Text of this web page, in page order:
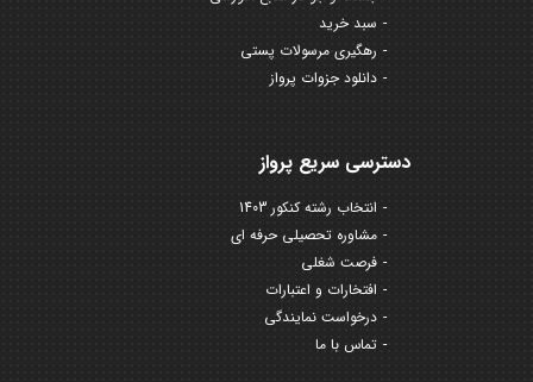
سبد خرید
رهگیری مرسولات پستی
دانلود جزوات پرواز
دسترسی سریع پرواز
انتخاب رشته کنکور 1403
مشاوره تحصیلی حرفه ای
فرصت شغلی
افتخارات و اعتبارات
درخواست نمایندگی
تماس با ما